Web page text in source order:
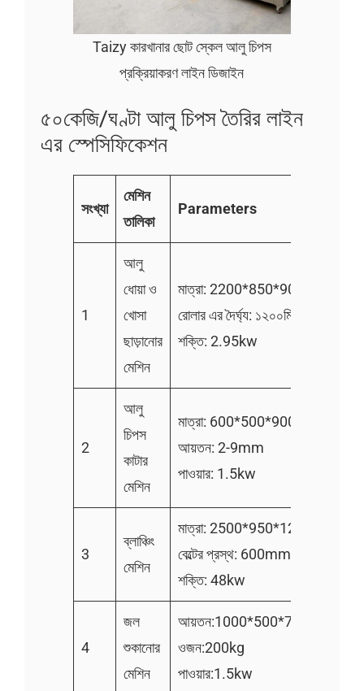
Taizy কারখানার ছোট স্কেল আলু চিপস
প্রক্রিয়াকরণ লাইন ডিজাইন
৫০কেজি/ঘণ্টা আলু চিপস তৈরির লাইন
এর স্পেসিফিকেশন
সংখ্যা
মেশিন
তালিকা
Parameters
1
আলু
ধোয়া ও
খোসা
ছাড়ানোর
মেশিন
মাত্রা: 2200*850*900mm
রোলার এর দৈর্ঘ্য: ১২০০মিমি
শক্তি: 2.95kw
2
আলু
চিপস
কাটার
মেশিন
মাত্রা: 600*500*900mm
আয়তন: 2-9mm
পাওয়ার: 1.5kw
3
ব্লাঞ্চিং
মেশিন
মাত্রা: 2500*950*1250মিমি
বেল্টের প্রস্থ: 600mm
শক্তি: 48kw
4
জল
শুকানোর
মেশিন
আয়তন:1000*500*700mm
ওজন:200kg
পাওয়ার:1.5kw